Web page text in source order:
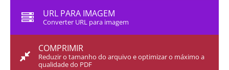
URL PARA IMAGEM
Converter URL para imagem
COMPRIMIR
Reduzir o tamanho do arquivo e optimizar o máximo a
qualidade do PDF